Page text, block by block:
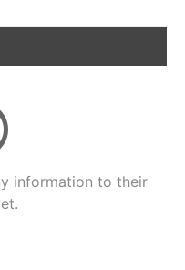
information to their